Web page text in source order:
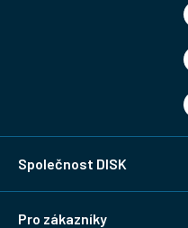
Společnost DISK
Pro zákazníky